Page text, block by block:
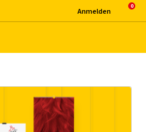
An­mel­den